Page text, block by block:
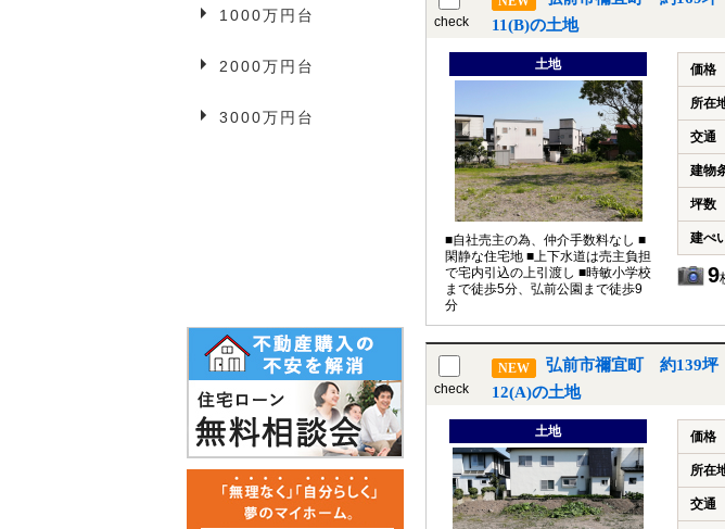
check
11(B)の土地
土地
■自社売主の為、仲介手数料なし ■
閑静な住宅地 ■上下水道は売主負担
で宅内引込の上引渡し ■時敏小学校
まで徒歩5分、弘前公園まで徒歩9
分
価格
所在
交通
建物
坪数
建ぺ
9
check
NEW
弘前市禰宜町 約139坪
12(A)の土地
土地 価格
所在
交通
1000万円台
2000万円台
3000万円台
3万円以下
3万円台